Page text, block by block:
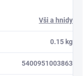
Vši a hnidy
0.15 kg
5400951003863